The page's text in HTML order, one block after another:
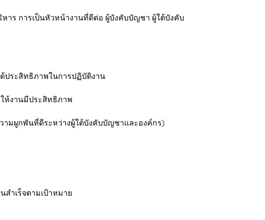
ร การเป็นหัวหน้างานที่ดีต่อ ผู้บังคับบัญชา ผู้ใต้บังคับ
ประสิทธิภาพในการปฏิบัติงาน
ห้งานมีประสิทธิภาพ
มผูกพันที่ดีระหว่างผู้ใต้บังคับบัญชาและองค์กร)
ำเร็จตามเป้าหมาย